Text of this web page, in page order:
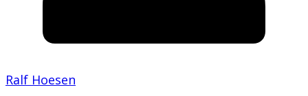
Ralf Hoesen